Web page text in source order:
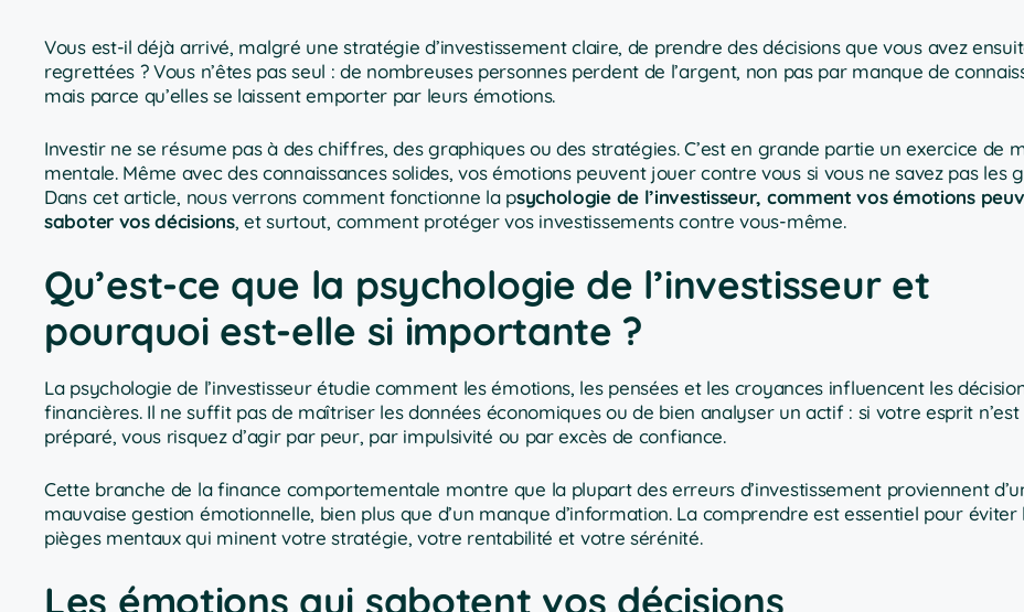
Vous est-il déjà arrivé, malgré une stratégie d’investissement claire, de prendre des décisions que vous avez
regrettées ? Vous n’êtes pas seul : de nombreuses personnes perdent de l’argent, non pas par manque de
mais parce qu’elles se laissent emporter par leurs émotions.
Investir ne se résume pas à des chiffres, des graphiques ou des stratégies. C’est en grande partie un exercice de
mentale. Même avec des connaissances solides, vos émotions peuvent jouer contre vous si vous ne savez pas les
Dans cet article, nous verrons comment fonctionne la psychologie de l’investisseur, comment vos émotions
saboter vos décisions, et surtout, comment protéger vos investissements contre vous-même.
Qu’est-ce que la psychologie de l’investisseur et
pourquoi est-elle si importante ?
La psychologie de l’investisseur étudie comment les émotions, les pensées et les croyances influencent les
financières. Il ne suffit pas de maîtriser les données économiques ou de bien analyser un actif : si votre esprit n’est
préparé, vous risquez d’agir par peur, par impulsivité ou par excès de confiance.
Cette branche de la finance comportementale montre que la plupart des erreurs d’investissement proviennent
mauvaise gestion émotionnelle, bien plus que d’un manque d’information. La comprendre est essentiel pour éviter
pièges mentaux qui minent votre stratégie, votre rentabilité et votre sérénité.
Les émotions qui sabotent vos décisions